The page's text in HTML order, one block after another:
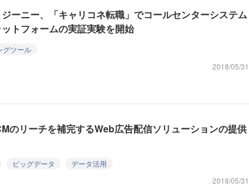
ーニー、「キャリコネ転職」でコールセンターシステム
トフォームの実証実験を開始
グツール
2018/05/31
のリーチを補完するWeb広告配信ソリューションの提供
ビッグデータ
データ活用
2018/05/31